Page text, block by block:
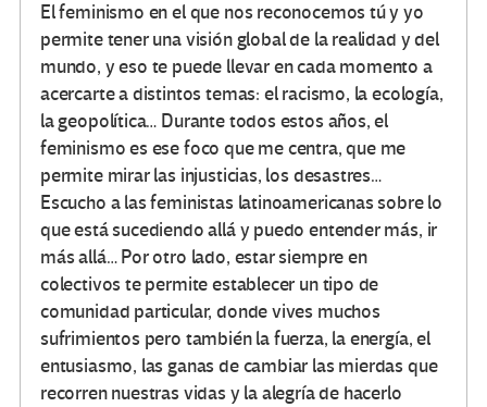
El feminismo en el que nos reconocemos tú y yo
permite tener una visión global de la realidad y del
mundo, y eso te puede llevar en cada momento a
acercarte a distintos temas: el racismo, la ecología,
la geopolítica… Durante todos estos años, el
feminismo es ese foco que me centra, que me
permite mirar las injusticias, los desastres…
Escucho a las feministas latinoamericanas sobre lo
que está sucediendo allá y puedo entender más, ir
más allá… Por otro lado, estar siempre en
colectivos te permite establecer un tipo de
comunidad particular, donde vives muchos
sufrimientos pero también la fuerza, la energía, el
entusiasmo, las ganas de cambiar las mierdas que
recorren nuestras vidas y la alegría de hacerlo